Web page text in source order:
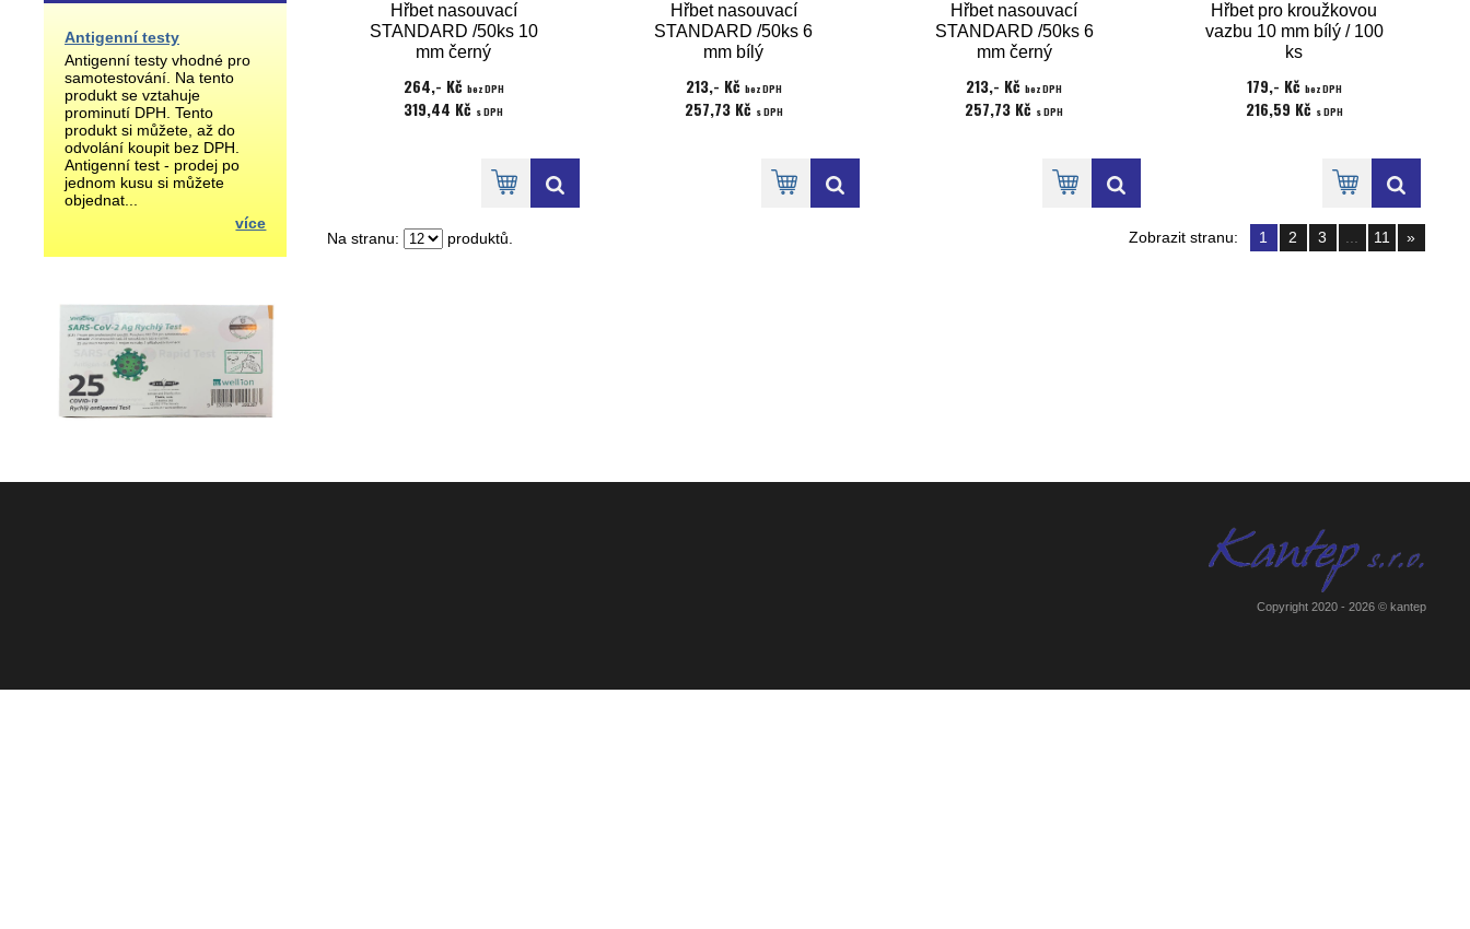
Antigenní testy
Antigenní testy vhodné pro
samotestování. Na tento
produkt se vztahuje
prominutí DPH. Tento
produkt si můžete, až do
odvolání koupit bez DPH.
Antigenní test - prodej po
jednom kusu si můžete
objednat...
více
Hřbet nasouvací
STANDARD /50ks 10
mm černý
264,- Kč bez DPH
319,44 Kč s DPH
Hřbet nasouvací
STANDARD /50ks 6
mm bílý
213,- Kč bez DPH
257,73 Kč s DPH
Hřbet nasouvací
STANDARD /50ks 6
mm černý
213,- Kčbez DPH
257,73 Kč s DPH
Hřbet pro kroužkovou
vazbu 10 mm bílý / 100
ks
179,- Kč bez DPH
216,59 Kč s DPH
Na stranu: produktů. Zobrazit stranu: 1 2 3 11 »
Copyright 2020 - 2026 © kantep